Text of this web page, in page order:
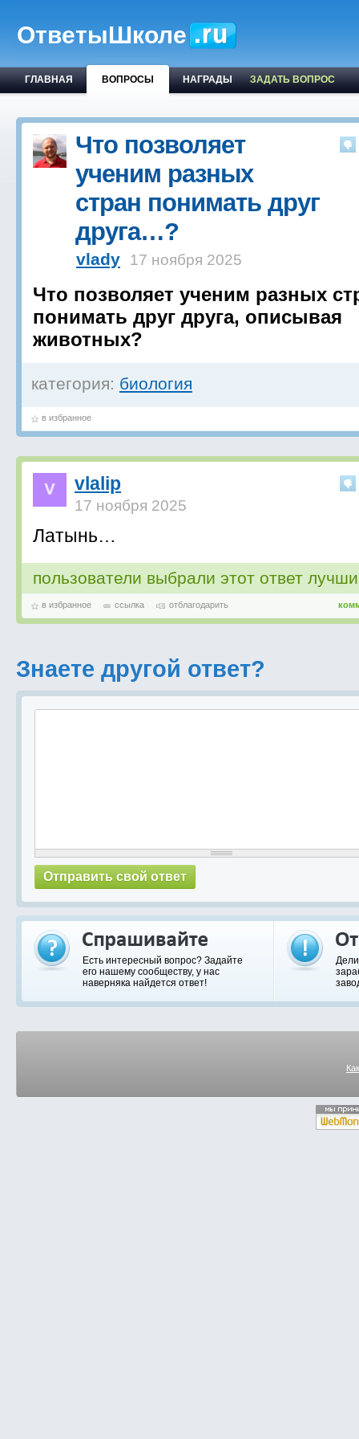
ОтветыШколе
ГЛАВНАЯ ВОПРОСЫ НАГРАДЫ ЗАДАТЬ ВОПРОС
Что позволяет
ученим разных
стран понимать друг
друга…?
vlady 17 ноября 2025
Что позволяет ученим разных
понимать друг друга, описывая
животных?
категория: биология
в избранное
vlalip
17 ноября 2025
Латынь…
пользователи выбрали этот ответ
в избранное ссылка отблагодарить
Знаете другой ответ?
Есть интересный вопрос? Задайте
его нашему сообществу, у нас
наверняка найдется ответ!